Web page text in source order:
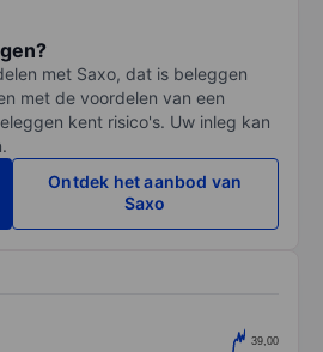
met Saxo, dat is beleggen
met de voordelen van een
kent risico's. Uw inleg kan
Ontdek het aanbod van
Saxo
39,00